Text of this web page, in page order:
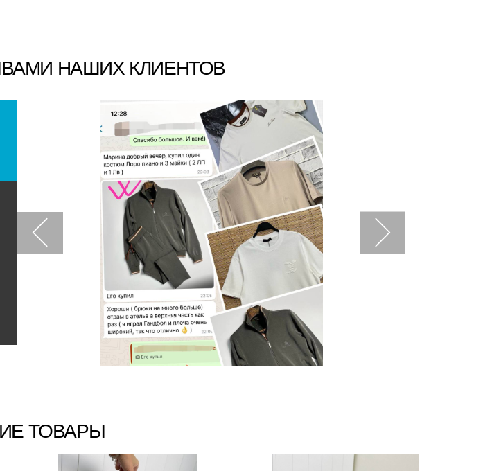
НАШИХ КЛИЕНТОВ
ТОВАРЫ